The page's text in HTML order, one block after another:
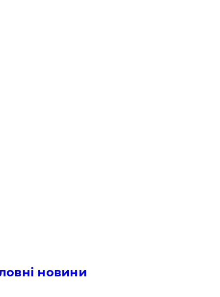
новини